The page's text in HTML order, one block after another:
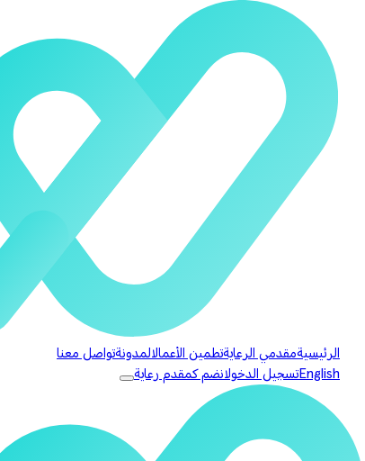
الرئيسيةمقدمي الرعايةتطمين الأعمالالمدونةتواصل معنا
English تسجيل الدخولانضم كمقدم رعاية